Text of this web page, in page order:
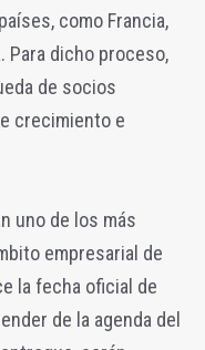
como Francia,
Para dicho proceso,
de socios
crecimiento e
uno de los más
empresarial de
la fecha oficial de
de la agenda del